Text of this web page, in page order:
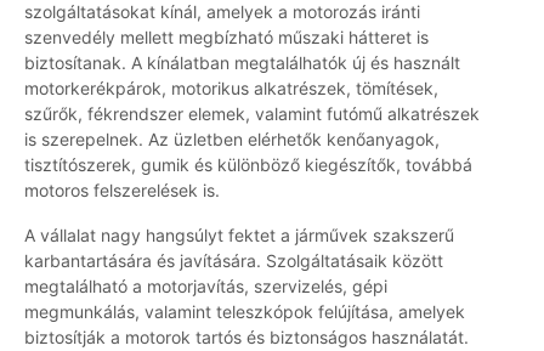
szolgáltatásokat kínál, amelyek a motorozás iránti
szenvedély mellett megbízható műszaki hátteret is
biztosítanak. A kínálatban megtalálhatók új és használt
motorkerékpárok, motorikus alkatrészek, tömítések,
szűrők, fékrendszer elemek, valamint futómű alkatrészek
is szerepelnek. Az üzletben elérhetők kenőanyagok,
tisztítószerek, gumik és különböző kiegészítők, továbbá
motoros felszerelések is.
A vállalat nagy hangsúlyt fektet a járművek szakszerű
karbantartására és javítására. Szolgáltatásaik között
megtalálható a motorjavítás, szervizelés, gépi
megmunkálás, valamint teleszkópok felújítása, amelyek
biztosítják a motorok tartós és biztonságos használatát.